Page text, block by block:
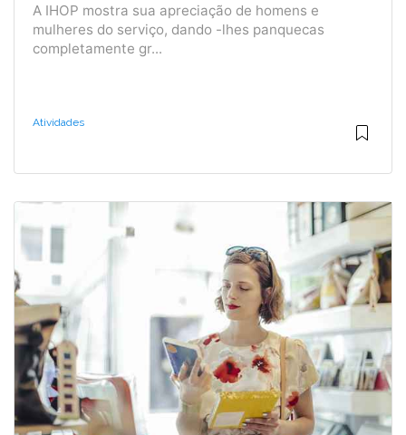
A IHOP mostra sua apreciação de homens e
mulheres do serviço, dando -lhes panquecas
completamente gr...
Atividades